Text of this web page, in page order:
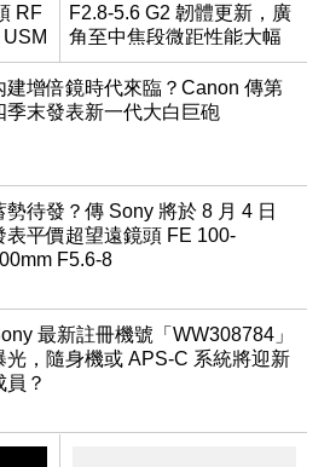
RF
F2.8-5.6 G2 韌體更新，廣
角至中焦段微距性能大幅
升級
建增倍鏡時代來臨？Canon 傳第
季末發表新一代大白巨砲
勢待發？傳 Sony 將於 8 月 4 日
表平價超望遠鏡頭 FE 100-
F5.6-8
最新註冊機號「WW308784」
光，隨身機或 APS-C 系統將迎新
員？